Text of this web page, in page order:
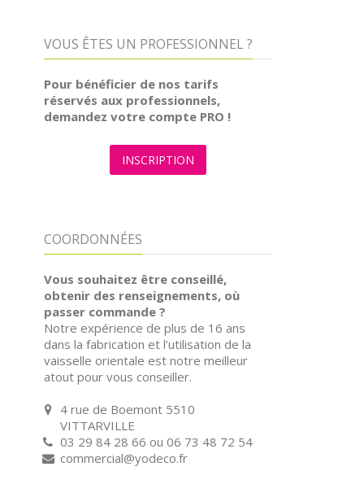
VOUS ÊTES UN PROFESSIONNEL ?
Pour bénéficier de nos tarifs
réservés aux professionnels,
demandez votre compte PRO !
INSCRIPTION
COORDONNÉES
Vous souhaitez être conseillé,
obtenir des renseignements, où
passer commande ?
Notre expérience de plus de 16 ans
dans la fabrication et l’utilisation de la
vaisselle orientale est notre meilleur
atout pour vous conseiller.
4 rue de Boemont 5510
VITTARVILLE
03 29 84 28 66 ou 06 73 48 72 54
commercial@yodeco.fr